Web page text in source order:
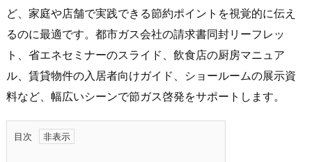
ど、家庭や店舗で実践できる節約ポイントを視覚的に伝え
るのに最適です。都市ガス会社の請求書同封リーフレッ
ト、省エネセミナーのスライド、飲食店の厨房マニュア
ル、賃貸物件の入居者向けガイド、ショールームの展示資
料など、幅広いシーンで節ガス啓発をサポートします。
目次